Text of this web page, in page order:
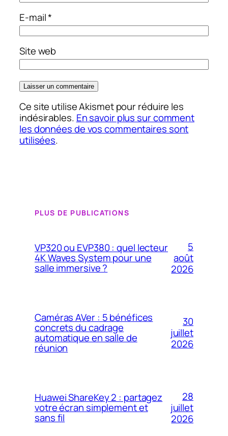
E-mail*
Site web
Ce site utilise Akismet pour réduire les
indésirables. En savoir plus sur comment
les données de vos commentaires sont
utilisées.
PLUS DE PUBLICATIONS
VP320 ou EVP380 : quel lecteur
4K Waves System pour une
salle immersive ?
5
août
2026
Caméras AVer : 5 bénéfices
concrets du cadrage
automatique en salle de
réunion
30
juillet
2026
Huawei ShareKey 2 : partagez
votre écran simplement et
sans fil
28
juillet
2026